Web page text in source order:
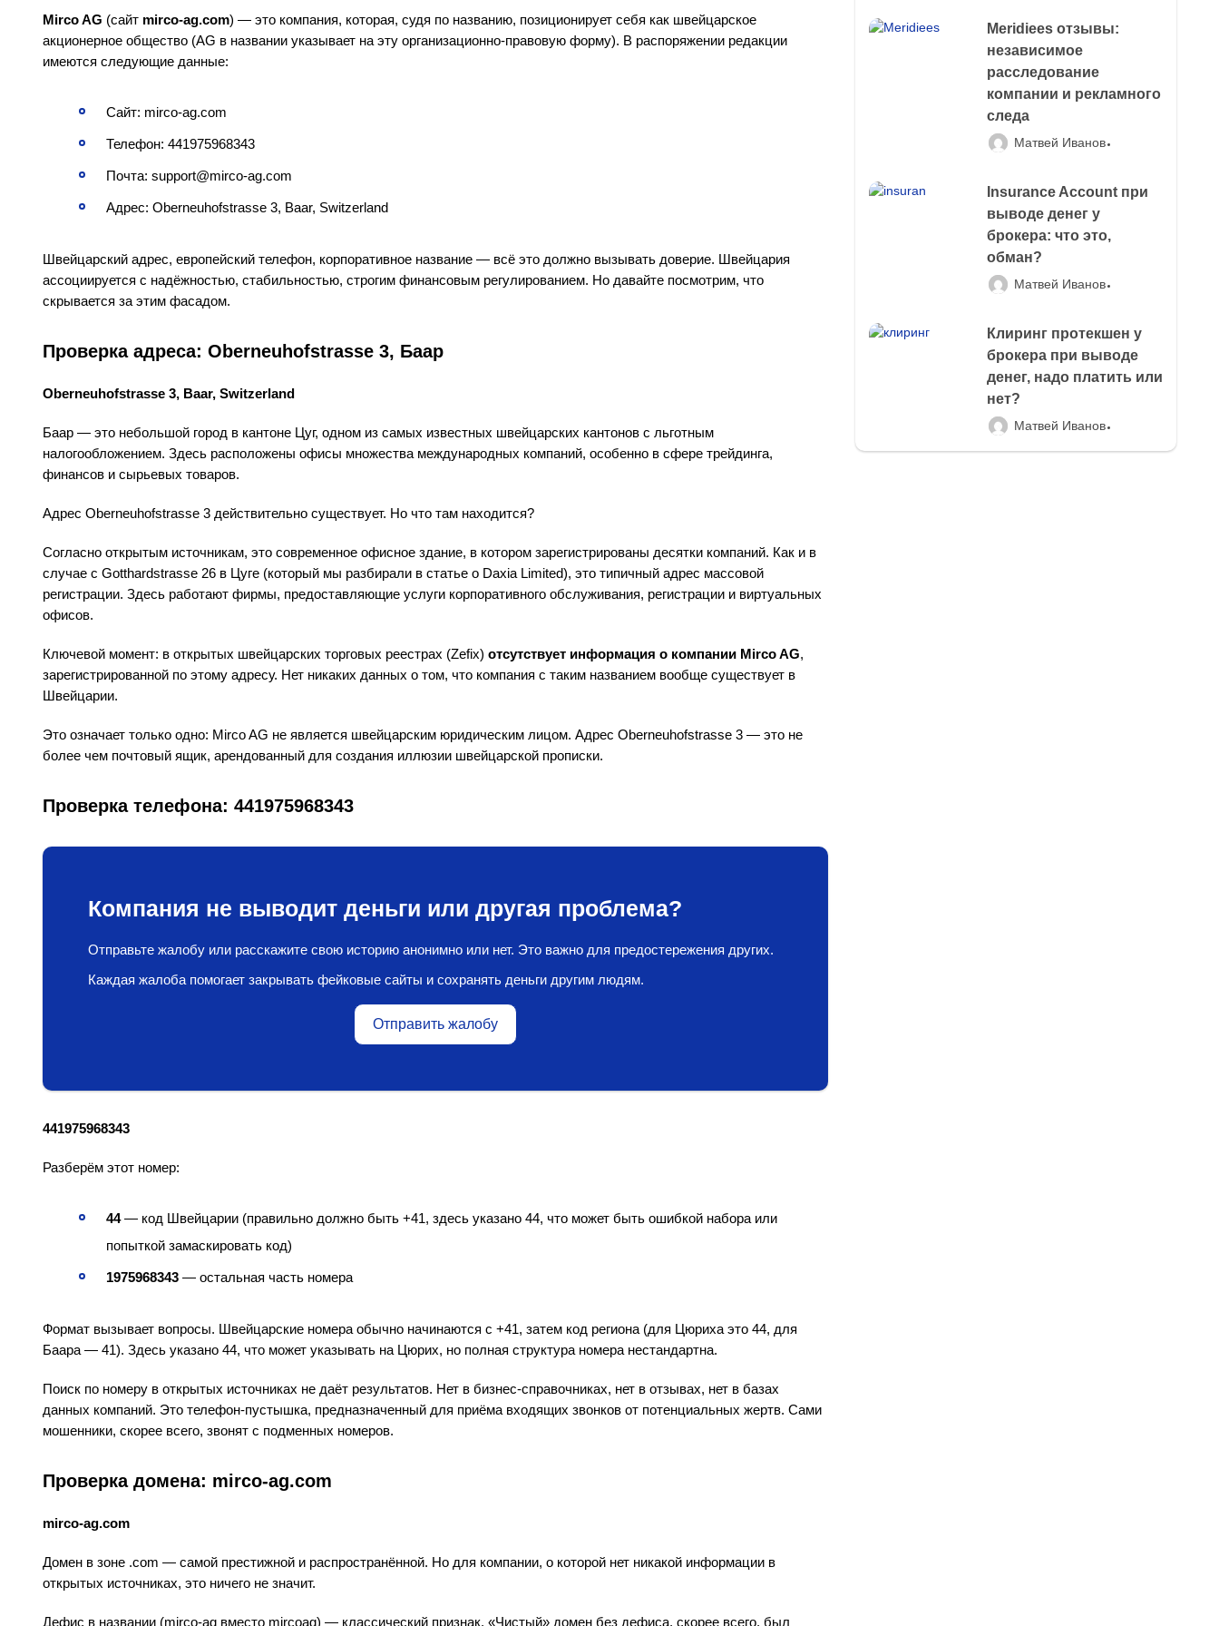
Mirco AG (сайт mirco-ag.com) — это компания, которая, судя по названию, позиционирует себя как швейцарское
акционерное общество (AG в названии указывает на эту организационно-правовую форму). В распоряжении редакции
имеются следующие данные:
Сайт: mirco-ag.com
Телефон: 441975968343
Почта: support@mirco-ag.com
Адрес: Oberneuhofstrasse 3, Baar, Switzerland
Швейцарский адрес, европейский телефон, корпоративное название — всё это должно вызывать доверие. Швейцария
ассоциируется с надёжностью, стабильностью, строгим финансовым регулированием. Но давайте посмотрим, что
скрывается за этим фасадом.
Проверка адреса: Oberneuhofstrasse 3, Баар
Oberneuhofstrasse 3, Baar, Switzerland
Баар — это небольшой город в кантоне Цуг, одном из самых известных швейцарских кантонов с льготным
налогообложением. Здесь расположены офисы множества международных компаний, особенно в сфере трейдинга,
финансов и сырьевых товаров.
Адрес Oberneuhofstrasse 3 действительно существует. Но что там находится?
Согласно открытым источникам, это современное офисное здание, в котором зарегистрированы десятки компаний. Как и в
случае с Gotthardstrasse 26 в Цуге (который мы разбирали в статье о Daxia Limited), это типичный адрес массовой
регистрации. Здесь работают фирмы, предоставляющие услуги корпоративного обслуживания, регистрации и виртуальных
офисов.
Ключевой момент: в открытых швейцарских торговых реестрах (Zefix) отсутствует информация о компании Mirco AG,
зарегистрированной по этому адресу. Нет никаких данных о том, что компания с таким названием вообще существует в
Швейцарии.
Это означает только одно: Mirco AG не является швейцарским юридическим лицом. Адрес Oberneuhofstrasse 3 — это не
более чем почтовый ящик, арендованный для создания иллюзии швейцарской прописки.
Проверка телефона: 441975968343
Компания не выводит деньги или другая проблема?
Отправьте жалобу или расскажите свою историю анонимно или нет. Это важно для предостережения других.
Каждая жалоба помогает закрывать фейковые сайты и сохранять деньги другим людям.
Отправить жалобу
441975968343
Разберём этот номер:
44— код Швейцарии (правильно должно быть +41, здесь указано 44, что может быть ошибкой набора или
попыткой замаскировать код)
1975968343 — остальная часть номера
Формат вызывает вопросы. Швейцарские номера обычно начинаются с +41, затем код региона (для Цюриха это 44, для
Баара — 41). Здесь указано 44, что может указывать на Цюрих, но полная структура номера нестандартна.
Поиск по номеру в открытых источниках не даёт результатов. Нет в бизнес-справочниках, нет в отзывах, нет в базах
данных компаний. Это телефон-пустышка, предназначенный для приёма входящих звонков от потенциальных жертв. Сами
мошенники, скорее всего, звонят с подменных номеров.
Проверка домена: mirco-ag.com
mirco-ag.com
Домен в зоне .com — самой престижной и распространённой. Но для компании, о которой нет никакой информации в
открытых источниках, это ничего не значит.
Дефис в названии (mirco-ag вместо mircoag) — классический признак. «Чистый» домен без дефиса, скорее всего, был
Meridiees отзывы:
независимое
расследование
компании и рекламного
следа
Матвей Иванов
Insurance Account при
выводе денег у
брокера: что это,
обман?
Матвей Иванов
Клиринг протекшен у
брокера при выводе
денег, надо платить или
нет?
Матвей Иванов